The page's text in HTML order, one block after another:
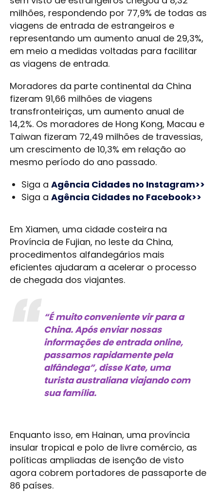
milhões, respondendo por 77,9% de todas as
viagens de entrada de estrangeiros e
representando um aumento anual de 29,3%,
em meio a medidas voltadas para facilitar
as viagens de entrada.
Moradores da parte continental da China
fizeram 91,66 milhões de viagens
transfronteiriças, um aumento anual de
14,2%. Os moradores de Hong Kong, Macau e
Taiwan fizeram 72,49 milhões de travessias,
um crescimento de 10,3% em relação ao
mesmo período do ano passado.
Siga a Agência Cidades no Instagram>>
Siga a Agência Cidades no Facebook>>
Em Xiamen, uma cidade costeira na
Província de Fujian, no leste da China,
procedimentos alfandegários mais
eficientes ajudaram a acelerar o processo
de chegada dos viajantes.
“É muito conveniente vir para a
China. Após enviar nossas
informações de entrada online,
passamos rapidamente pela
alfândega”, disse Kate, uma
turista australiana viajando com
sua família.
Enquanto isso, em Hainan, uma província
insular tropical e polo de livre comércio, as
políticas ampliadas de isenção de visto
agora cobrem portadores de passaporte de
86 países.